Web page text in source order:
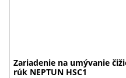
Zariadenie na umývanie
rúk NEPTUN HSC1